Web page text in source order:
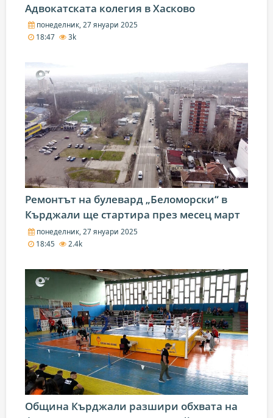
Адвокатската колегия в Хасково
понеделник, 27 януари 2025
18:47
3k
Ремонтът на булевард „Беломорски“ в
Кърджали ще стартира през месец март
понеделник, 27 януари 2025
18:45
2.4k
Община Кърджали разшири обхвата на